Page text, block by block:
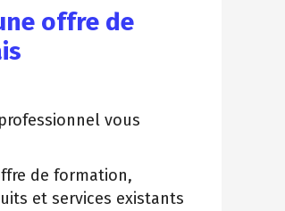
offre de
vous
de formation,
et services existants